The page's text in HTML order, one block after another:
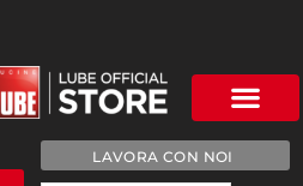
LAVORA CON NOI